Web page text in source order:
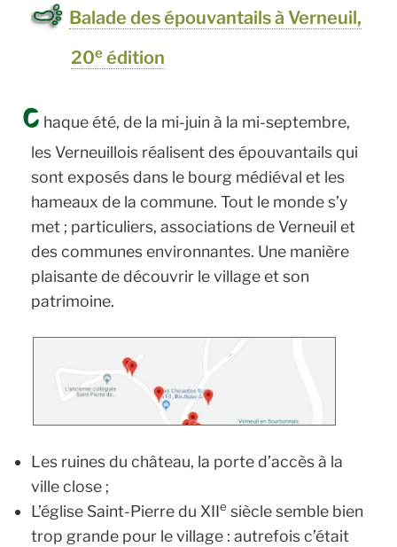
Balade des épouvantails à Verneuil,
20e édition
C haque été, de la mi-juin à la mi-septembre,
les Verneuillois réalisent des épouvantails qui
sont exposés dans le bourg médiéval et les
hameaux de la commune. Tout le monde s’y
met ; particuliers, associations de Verneuil et
des communes environnantes. Une manière
plaisante de découvrir le village et son
patrimoine.
Les ruines du château, la porte d’accès à la
ville close ;
L’église Saint-Pierre du XIIe siècle semble bien
trop grande pour le village : autrefois c’était